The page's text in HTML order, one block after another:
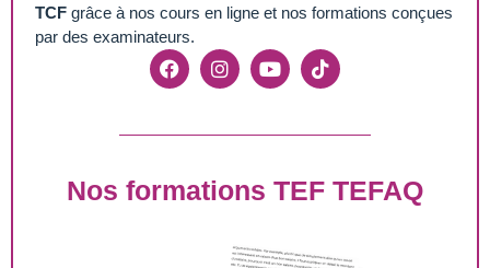
TCF grâce à nos cours en ligne et nos formations conçues
par des examinateurs.
Nos formations TEF TEFAQ